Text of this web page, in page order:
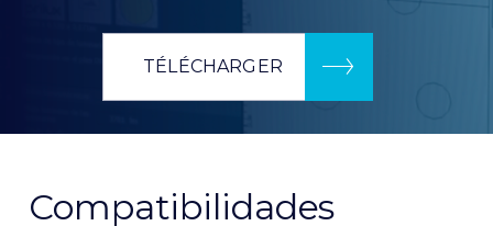
TÉLÉCHARGER
Compatibilidades